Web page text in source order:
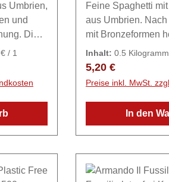
Umbrien,
und
Die
auf.
Senf
/ 1
Feine Spaghetti
aus Umbrien.
mit Bronzeformen
langsam
Pasta überzeugt mit
ieß,
(Weintier)3%,
enthalten.
Inhalt: 0.5 Kilogramm
Kilogramm)
Regulärer Preis:
5,20 €
Preise inkl. MwSt.
In den